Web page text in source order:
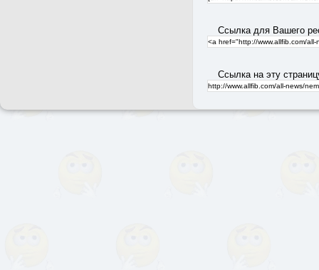
Ссылка для Вашего
Ссылка на эту